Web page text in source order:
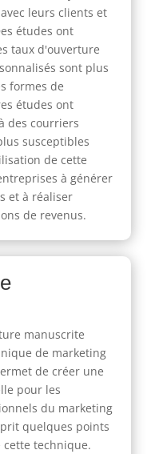
leurs clients et
études ont
taux d'ouverture
sont plus
formes de
études ont
des courriers
susceptibles
de cette
à générer
et à réaliser
de revenus.
manuscrite
de marketing
de créer une
pour les
du marketing
quelques points
technique.